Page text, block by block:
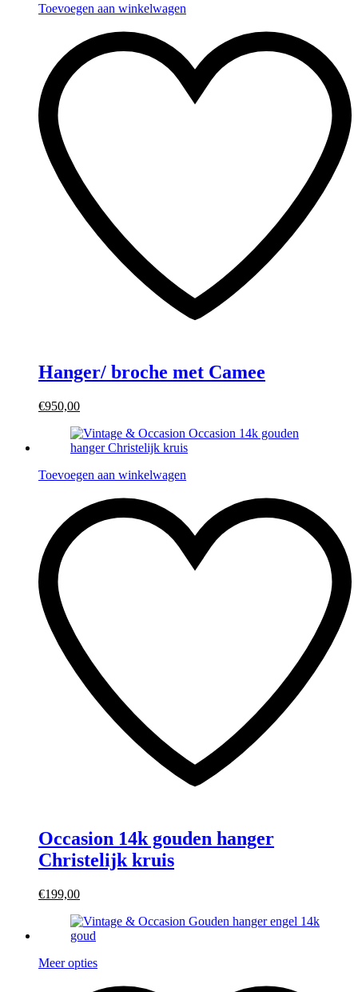
Toevoegen aan winkelwagen
Hanger/ broche met Camee
€950,00
Toevoegen aan winkelwagen
Occasion 14k gouden hanger
Christelijk kruis
€199,00
Meer opties